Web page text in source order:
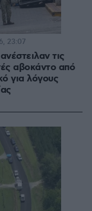
τις
αβοκάντο από
για λόγους
23:07